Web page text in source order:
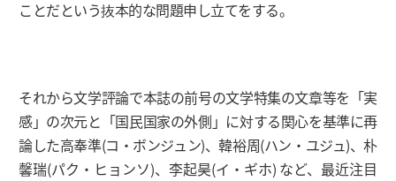
ことだという抜本的な問題申し立てをする。
それから文学評論で本誌の前号の文学特集の文章等を「実
感」の次元と「国民国家の外側」に対する関心を基準に再
論した高奉準(コ・ボンジュン)、韓裕周(ハン・ユジュ)、朴
馨瑞(パク・ヒョンソ)、李起昊(イ・ギホ) など、最近注目